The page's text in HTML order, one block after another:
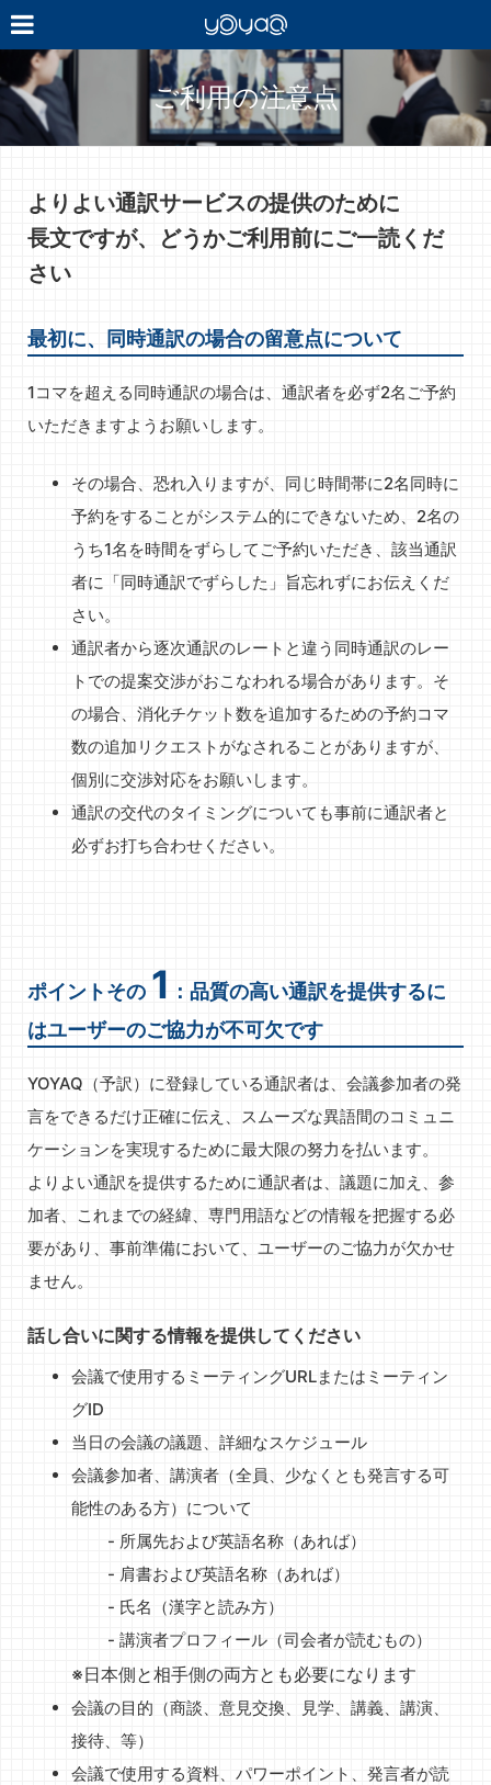
YOYAQ（予
訳）
ご利用の注意点
よりよい通訳サービスの提供のために
長文ですが、どうかご利用前にご一読くだ
さい
最初に、同時通訳の場合の留意点について
1コマを超える同時通訳の場合は、通訳者を必ず2名ご予約
いただきますようお願いします。
その場合、恐れ入りますが、同じ時間帯に2名同時に
予約をすることがシステム的にできないため、2名の
うち1名を時間をずらしてご予約いただき、該当通訳
者に「同時通訳でずらした」旨忘れずにお伝えくだ
さい。
通訳者から逐次通訳のレートと違う同時通訳のレー
トでの提案交渉がおこなわれる場合があります。そ
の場合、消化チケット数を追加するための予約コマ
数の追加リクエストがなされることがありますが、
個別に交渉対応をお願いします。
通訳の交代のタイミングについても事前に通訳者と
必ずお打ち合わせください。
ポイントその 1 ：品質の高い通訳を提供するに
はユーザーのご協力が不可欠です
YOYAQ（予訳）に登録している通訳者は、会議参加者の発
言をできるだけ正確に伝え、スムーズな異語間のコミュニ
ケーションを実現するために最大限の努力を払います。
よりよい通訳を提供するために通訳者は、議題に加え、参
加者、これまでの経緯、専門用語などの情報を把握する必
要があり、事前準備において、ユーザーのご協力が欠かせ
ません。
話し合いに関する情報を提供してください
会議で使用するミーティングURLまたはミーティン
グID
当日の会議の議題、詳細なスケジュール
会議参加者、講演者（全員、少なくとも発言する可
能性のある方）について
所属先および英語名称（あれば）
肩書および英語名称（あれば）
氏名（漢字と読み方）
講演者プロフィール（司会者が読むもの）
※日本側と相手側の両方とも必要になります
会議の目的（商談、意見交換、見学、講義、講演、
接待、等）
会議で使用する資料、パワーポイント、発言者が読